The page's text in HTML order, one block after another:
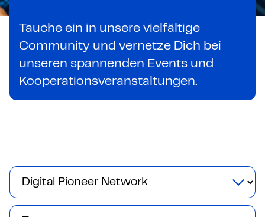
Tauche ein in unsere vielfältige
Community und vernetze Dich bei
unseren spannenden Events und
Kooperationsveranstaltungen.